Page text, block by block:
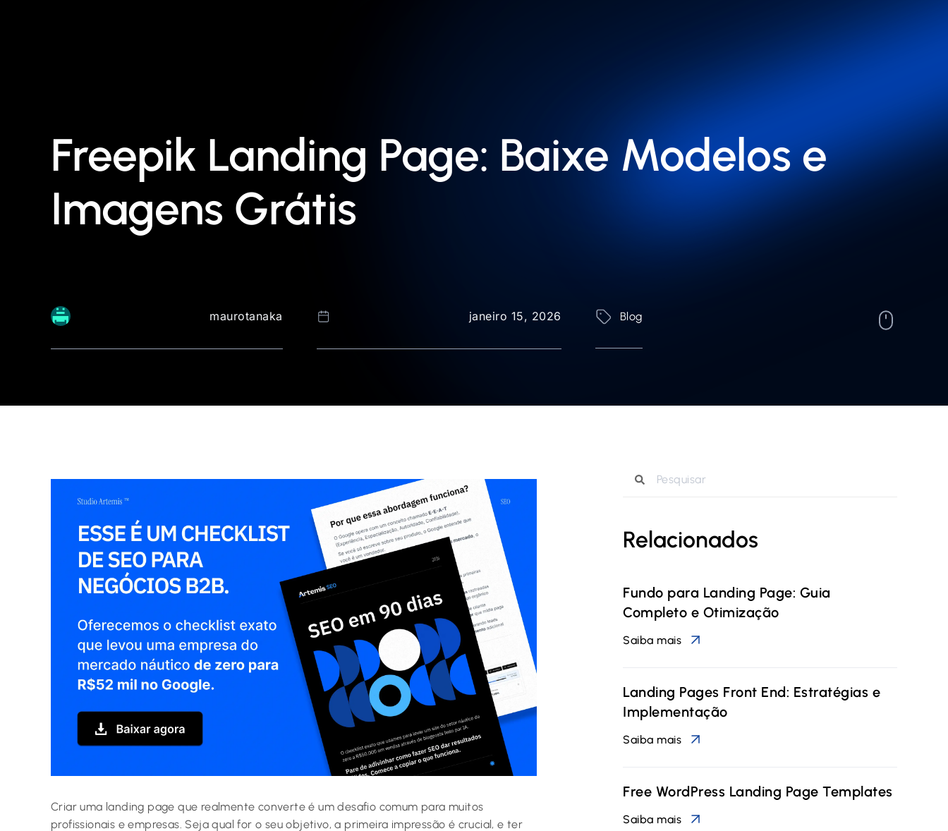
Freepik Landing Page: Baixe Modelos e
Imagens Grátis
maurotanaka janeiro 15, 2026 Blog
Criar uma landing page que realmente converte é um desafio comum para muitos
profissionais e empresas. Seja qual for o seu objetivo, a primeira impressão é crucial, e ter
Relacionados
Fundo para Landing Page: Guia
Completo e Otimização
Saiba mais
Landing Pages Front End: Estratégias e
Implementação
Saiba mais
Free WordPress Landing Page Templates
Saiba mais